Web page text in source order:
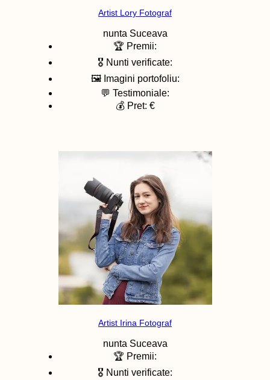
Artist Lory Fotograf
nunta Suceava
🏆 Premii:
🎖️ Nunti verificate:
🖼️ Imagini portofoliu:
💬 Testimoniale:
💰 Pret: €
Artist Irina Fotograf
nunta Suceava
🏆 Premii:
🎖️ Nunti verificate: